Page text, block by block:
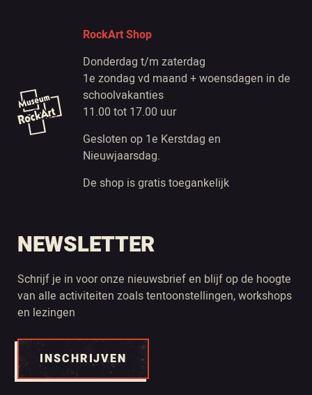
RockArt Shop
Donderdag t/m zaterdag
1e zondag vd maand + woensdagen in de
schoolvakanties
11.00 tot 17.00 uur
Gesloten op 1e Kerstdag en
Nieuwjaarsdag.
De shop is gratis toegankelijk
NEWSLETTER
Schrijf je in voor onze nieuwsbrief en blijf op de hoogte
van alle activiteiten zoals tentoonstellingen, workshops
en lezingen
INSCHRIJVEN